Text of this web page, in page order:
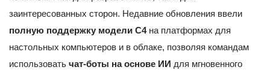
заинтересованных сторон. Недавние обновления ввели
полную поддержку модели C4на платформах для
настольных компьютеров и в облаке, позволяя командам
использовать чат-боты на основе ИИ для мгновенного